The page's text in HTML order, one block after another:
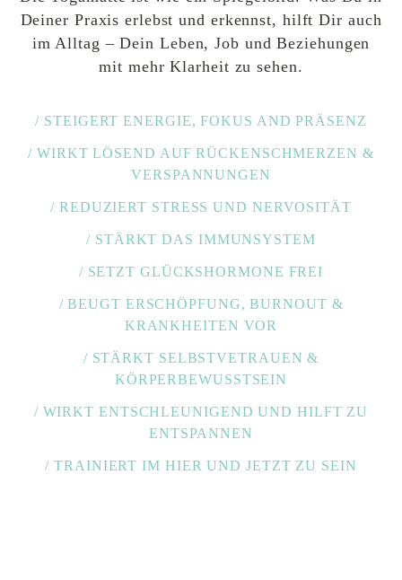
Deiner Praxis erlebst und erkennst, hilft Dir auch
im Alltag – Dein Leben, Job und Beziehungen
mit mehr Klarheit zu sehen.
/ STEIGERT ENERGIE, FOKUS AND PRÄSENZ
/ WIRKT LÖSEND AUF RÜCKENSCHMERZEN &
VERSPANNUNGEN
/ REDUZIERT STRESS UND NERVOSITÄT
/ STÄRKT DAS IMMUNSYSTEM
/ SETZT GLÜCKSHORMONE FREI
/ BEUGT ERSCHÖPFUNG, BURNOUT &
KRANKHEITEN VOR
/ STÄRKT SELBSTVETRAUEN &
KÖRPERBEWUSSTSEIN
/ WIRKT ENTSCHLEUNIGEND UND HILFT ZU
ENTSPANNEN
/ TRAINIERT IM HIER UND JETZT ZU SEIN